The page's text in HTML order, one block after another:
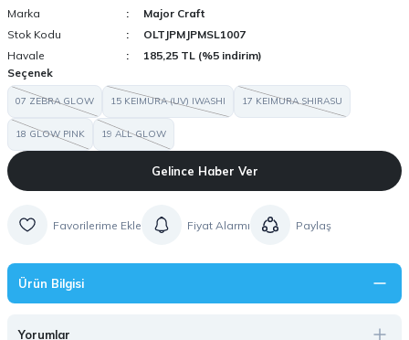
Marka
Major Craft
Stok Kodu
OLTJPMJPMSL1007
Havale
185,25 TL (%5 indirim)
Seçenek
07 ZEBRA GLOW 15 KEIMURA (UV) IWASHI 17 KEIMURA SHIRASU
18 GLOW PINK 19 ALL GLOW
Gelince Haber Ver
Fiyat Alarmı Paylaş
Ürün Bilgisi
Yorumlar